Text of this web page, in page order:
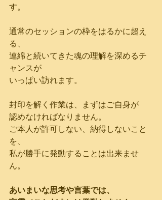
す。
通常のセッションの枠をはるかに超え
る、
連綿と続いてきた魂の理解を深めるチ
ャンスが
いっぱい訪れます。
封印を解く作業は、まずはご自身が
認めなければなりません。
ご本人が許可しない、納得しないこと
を、
私が勝手に発動することは出来ませ
ん。
あいまいな思考や言葉では、